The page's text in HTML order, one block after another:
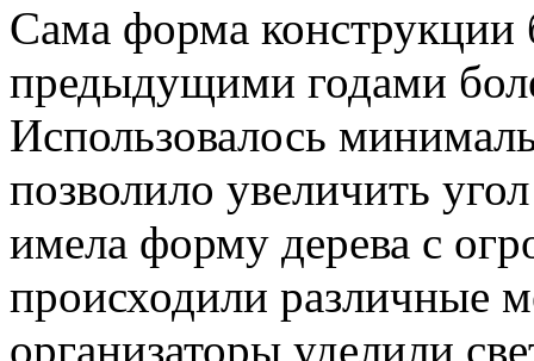
Сама форма конструкции
предыдущими годами
Использовалось
позволило увеличить
имела форму дерева с
происходили различные
организаторы уделили